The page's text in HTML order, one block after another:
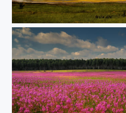
Endlose Weite in Sibiria